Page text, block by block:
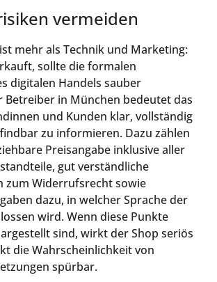
vermeiden
mehr als Technik und Marketing:
sollte die formalen
digitalen Handels sauber
Betreiber in München bedeutet das
und Kunden klar, vollständig
zu informieren. Dazu zählen
Preisangabe inklusive aller
gut verständliche
zum Widerrufsrecht sowie
dazu, in welcher Sprache der
wird. Wenn diese Punkte
sind, wirkt der Shop seriös
die Wahrscheinlichkeit von
spürbar.